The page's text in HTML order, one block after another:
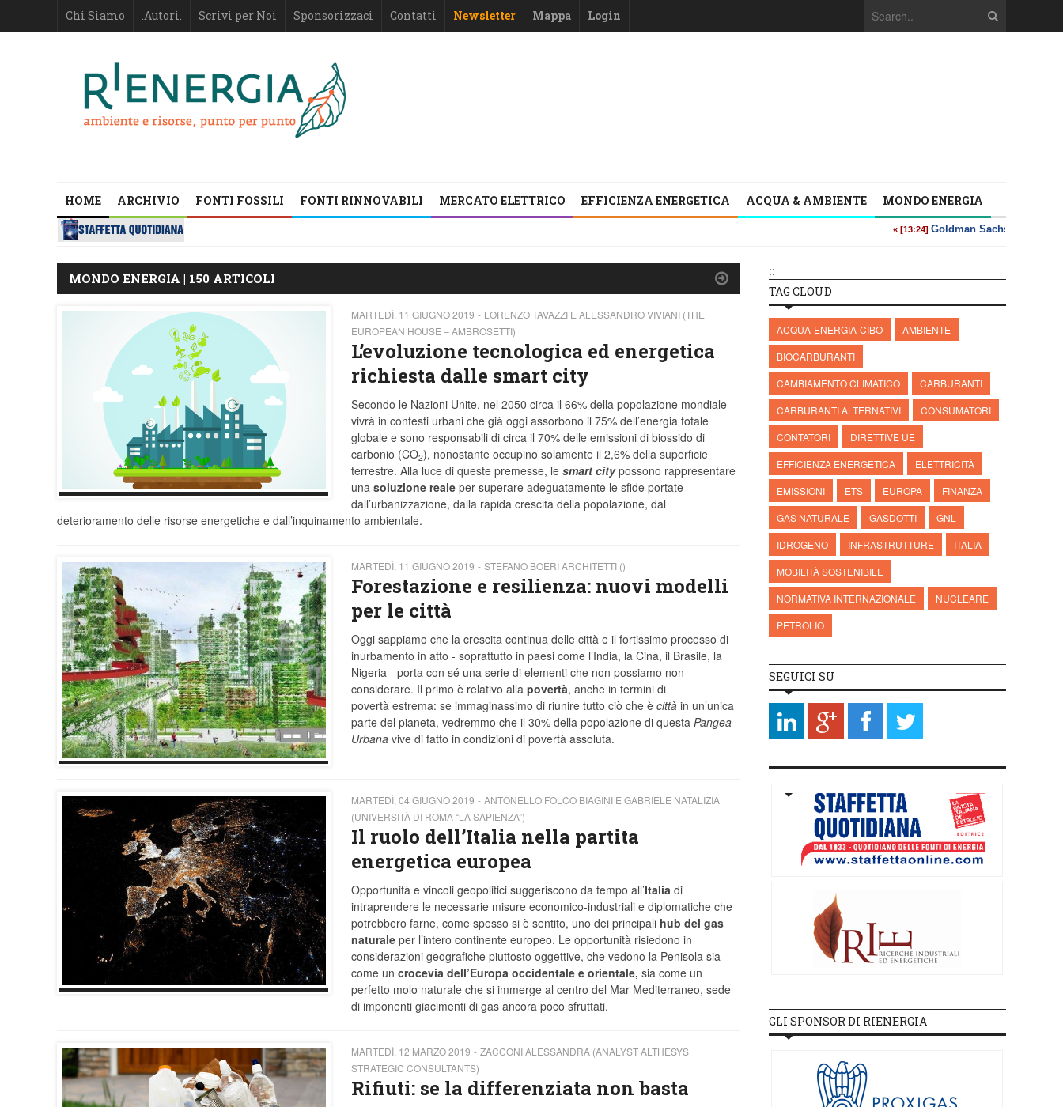
Chi Siamo .Autori. Scrivi per Noi Sponsorizzaci Contatti Newsletter Mappa Login
HOME ARCHIVIO FONTI FOSSILI FONTI RINNOVABILI MERCATO ELETTRICO EFFICIENZA ENERGETICA ACQUA & AMBIENTE MONDO ENERGIA
::
MONDO ENERGIA | 150 ARTICOLI
MARTEDÌ, 11 GIUGNO 2019
LORENZO TAVAZZI E ALESSANDRO VIVIANI (THE
EUROPEAN HOUSE – AMBROSETTI)
L’evoluzione tecnologica ed energetica
richiesta dalle smart city
Secondo le Nazioni Unite, nel 2050 circa il 66% della popolazione mondiale
vivrà in contesti urbani che già oggi assorbono il 75% dell’energia totale
globale e sono responsabili di circa il 70% delle emissioni di biossido di
carbonio (CO2), nonostante occupino solamente il 2,6% della superficie
terrestre. Alla luce di queste premesse, le smart citypossono rappresentare
una soluzione realeper superare adeguatamente le sfide portate
dall’urbanizzazione, dalla rapida crescita della popolazione, dal
deterioramento delle risorse energetiche e dall’inquinamento ambientale.
MARTEDÌ, 11 GIUGNO 2019 STEFANO BOERI ARCHITETTI ()
Forestazione e resilienza: nuovi modelli
per le città
Oggi sappiamo che la crescita continua delle città e il fortissimo processo di
inurbamento in atto - soprattutto in paesi come l’India, la Cina, il Brasile, la
Nigeria - porta con sé una serie di elementi che non possiamo non
considerare. Il primo è relativo alla povertà, anche in termini di
povertà estrema: se immaginassimo di riunire tutto ciò che è cittàin un’unica
parte del pianeta, vedremmo che il 30% della popolazione di questa Pangea
Urbana vive di fatto in condizioni di povertà assoluta.
MARTEDÌ, 04 GIUGNO 2019
ANTONELLO FOLCO BIAGINI E GABRIELE NATALIZIA
(UNIVERSITÀ DI ROMA “LA SAPIENZA”)
Il ruolo dell’Italia nella partita
energetica europea
Opportunità e vincoli geopolitici suggeriscono da tempo all’Italia di
intraprendere le necessarie misure economico-industriali e diplomatiche che
potrebbero farne, come spesso si è sentito, uno dei principali hub del gas
naturaleper l’intero continente europeo. Le opportunità risiedono in
considerazioni geografiche piuttosto oggettive, che vedono la Penisola sia
come un crocevia dell’Europa occidentale e orientale, sia come un
perfetto molo naturale che si immerge al centro del Mar Mediterraneo, sede
di imponenti giacimenti di gas ancora poco sfruttati.
MARTEDÌ, 12 MARZO 2019
ZACCONI ALESSANDRA (ANALYST ALTHESYS
STRATEGIC CONSULTANTS)
Rifiuti: se la differenziata non basta
TAG CLOUD
ACQUA-ENERGIA-CIBO
AMBIENTE
BIOCARBURANTI
CAMBIAMENTO CLIMATICO
CARBURANTI
CARBURANTI ALTERNATIVI
CONSUMATORI
CONTATORI
DIRETTIVE UE
EFFICIENZA ENERGETICA
ELETTRICITÀ
EMISSIONI
ETS EUROPA
FINANZA
GAS NATURALE
GASDOTTI
GNL
IDROGENO
INFRASTRUTTURE
ITALIA
MOBILITÀ SOSTENIBILE
NORMATIVA INTERNAZIONALE
NUCLEARE
PETROLIO
SEGUICI SU
GLI SPONSOR DI RIENERGIA